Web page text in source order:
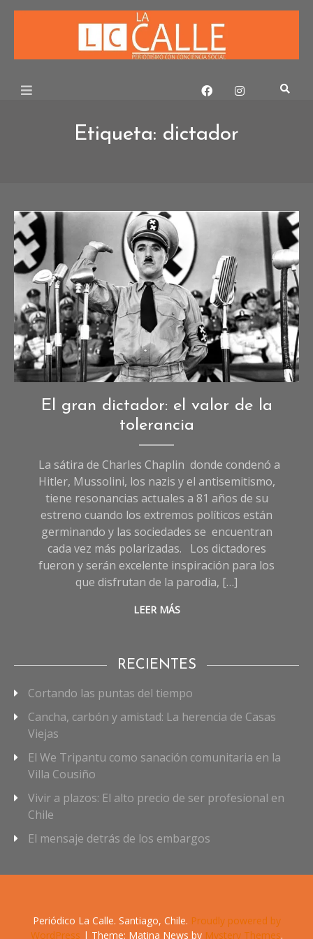
Skip
Etiqueta: dictador
Crónicas
de
El gran dictador: el valor de la
tolerancia
La sátira de Charles Chaplin donde condenó a
Hitler, Mussolini, los nazis y el antisemitismo,
tiene resonancias actuales a 81 años de su
estreno cuando los extremos políticos están
germinando y las sociedades se encuentran
cada vez más polarizadas. Los dictadores
fueron y serán excelente inspiración para los
que disfrutan de la parodia, […]
LEER MÁS
RECIENTES
Cortando las puntas del tiempo
Cancha, carbón y amistad: La herencia de Casas
Viejas
El We Tripantu como sanación comunitaria en la
Villa Cousiño
Vivir a plazos: El alto precio de ser profesional en
Chile
El mensaje detrás de los embargos
Periódico La Calle. Santiago, Chile. Proudly powered by
WordPress | Theme: Matina News by Mystery Themes.